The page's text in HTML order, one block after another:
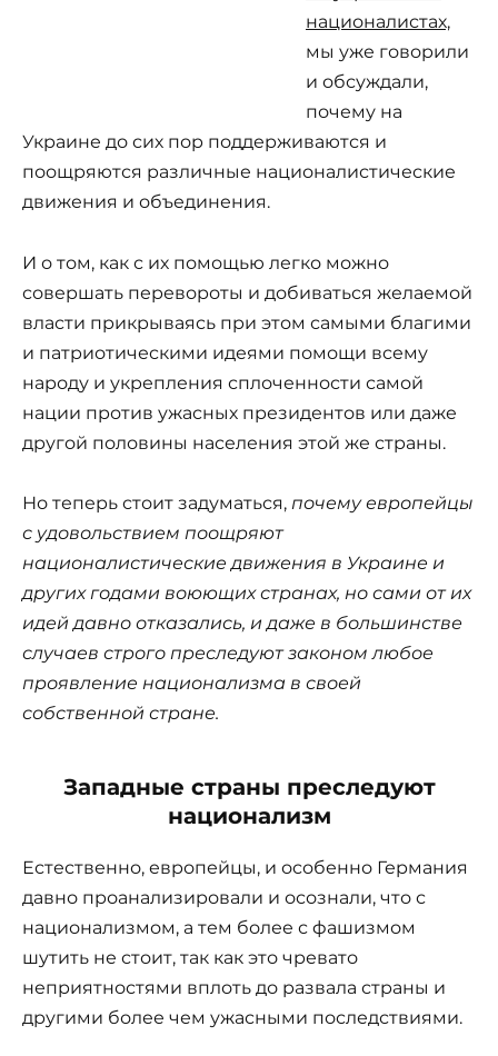
националистах,
мы уже говорили
и обсуждали,
почему на
Украине до сих пор поддерживаются и
поощряются различные националистические
движения и объединения.
И о том, как с их помощью легко можно
совершать перевороты и добиваться желаемой
власти прикрываясь при этом самыми благими
и патриотическими идеями помощи всему
народу и укрепления сплоченности самой
нации против ужасных президентов или даже
другой половины населения этой же страны.
Но теперь стоит задуматься, почему европейцы
с удовольствием поощряют
националистические движения в Украине и
других годами воюющих странах, но сами от их
идей давно отказались, и даже в большинстве
случаев строго преследуют законом любое
проявление национализма в своей
собственной стране.
Западные страны преследуют
национализм
Естественно, европейцы, и особенно Германия
давно проанализировали и осознали, что с
национализмом, а тем более с фашизмом
шутить не стоит, так как это чревато
неприятностями вплоть до развала страны и
другими более чем ужасными последствиями.